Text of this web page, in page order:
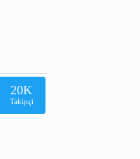
20K
Takipçi